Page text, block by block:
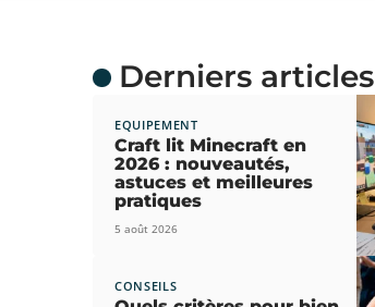
Derniers articles
EQUIPEMENT
Craft lit Minecraft en
2026 : nouveautés,
astuces et meilleures
pratiques
5 août 2026
CONSEILS